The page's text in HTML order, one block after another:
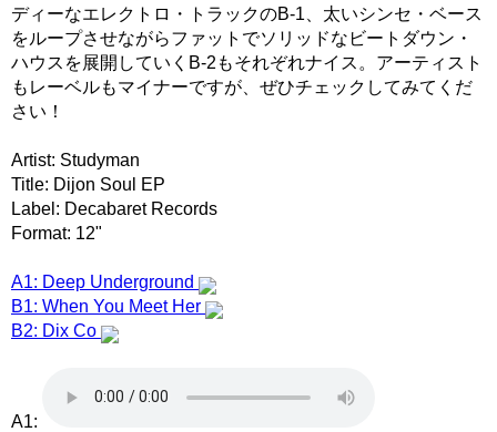
ディーなエレクトロ・トラックのB-1、太いシンセ・ベース
をループさせながらファットでソリッドなビートダウン・
ハウスを展開していくB-2もそれぞれナイス。アーティスト
もレーベルもマイナーですが、ぜひチェックしてみてくだ
さい！
Artist: Studyman
Title: Dijon Soul EP
Label: Decabaret Records
Format: 12"
A1: Deep Underground
B1: When You Meet Her
B2: Dix Co
A1: